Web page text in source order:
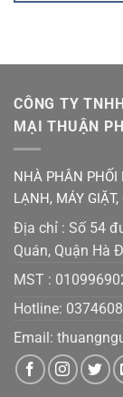
CÔNG TY
MẠI THUẬN
NHÀ PHÂN PHỐI
LẠNH, MÁY
Địa chỉ : Số 54
Quán, Quận Hà
MST :
Hotline:
Email: